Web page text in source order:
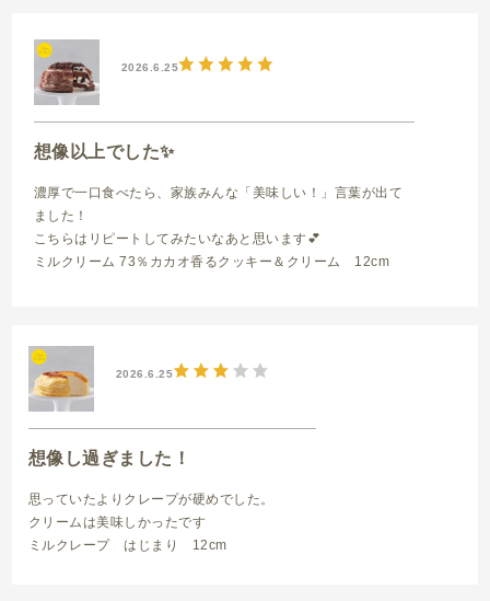
2026.6.25
想像以上でした✨️
濃厚で一口食べたら、家族みんな「美味しい！」言葉が出て
ました！
こちらはリピートしてみたいなあと思います💕
ミルクリーム 73％カカオ香るクッキー＆クリーム 12cm
2026.6.25
想像し過ぎました！
思っていたよりクレープが硬めでした。
クリームは美味しかったです
ミルクレープ はじまり 12cm